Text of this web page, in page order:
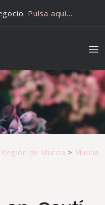
Pulsa aquí…
Región de Murcia > Murcia